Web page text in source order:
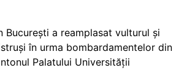
București a reamplasat vulturul și
în urma bombardamentelor din
Palatului Universității